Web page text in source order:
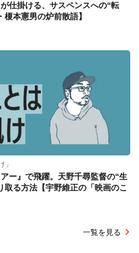
仕掛ける、サスペンスへの“転
本憲男の炉前散語】
」
ー』で飛躍。天野千尋監督の“生
取る方法【宇野維正の「映画のこ
一覧を見る